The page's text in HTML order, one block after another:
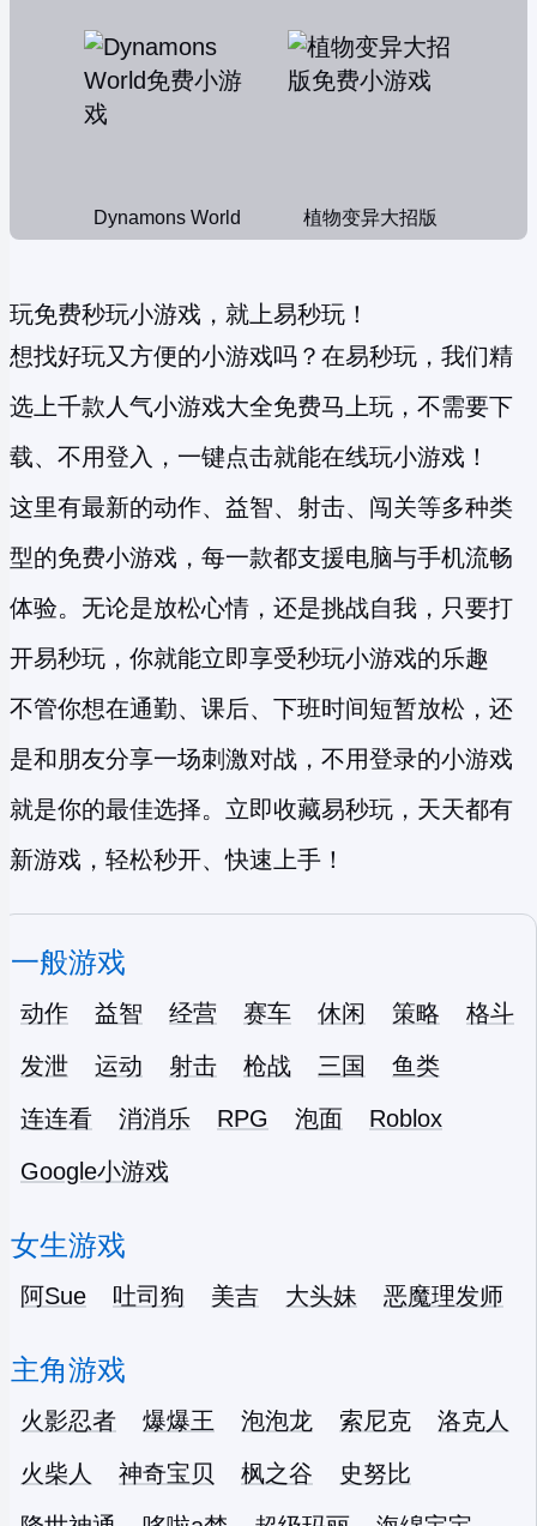
Dynamons World 植物变异大招版
玩免费秒玩小游戏，就上易秒玩！
想找好玩又方便的小游戏吗？在易秒玩，我们精
选上千款人气小游戏大全免费马上玩，不需要下
载、不用登入，一键点击就能在线玩小游戏！
这里有最新的动作、益智、射击、闯关等多种类
型的免费小游戏 ，每一款都支援电脑与手机流畅
体验。无论是放松心情，还是挑战自我，只要打
开易秒玩，你就能立即享受秒玩小游戏的乐趣
不管你想在通勤、课后、下班时间短暂放松，还
是和朋友分享一场刺激对战，不用登录的小游戏
就是你的最佳选择。立即收藏易秒玩，天天都有
新游戏，轻松秒开、快速上手！
一般游戏
动作 益智 经营 赛车 休闲 策略
格斗
发泄
运动 射击 枪战 三国
鱼类
连连看
消消乐 RPG 泡面
Roblox
Google小游戏
女生游戏
阿Sue 吐司狗 美吉 大头妹 恶魔理发师
主角游戏
火影忍者 爆爆王 泡泡龙 索尼克
洛克人
火柴人
神奇宝贝 枫之谷
史努比